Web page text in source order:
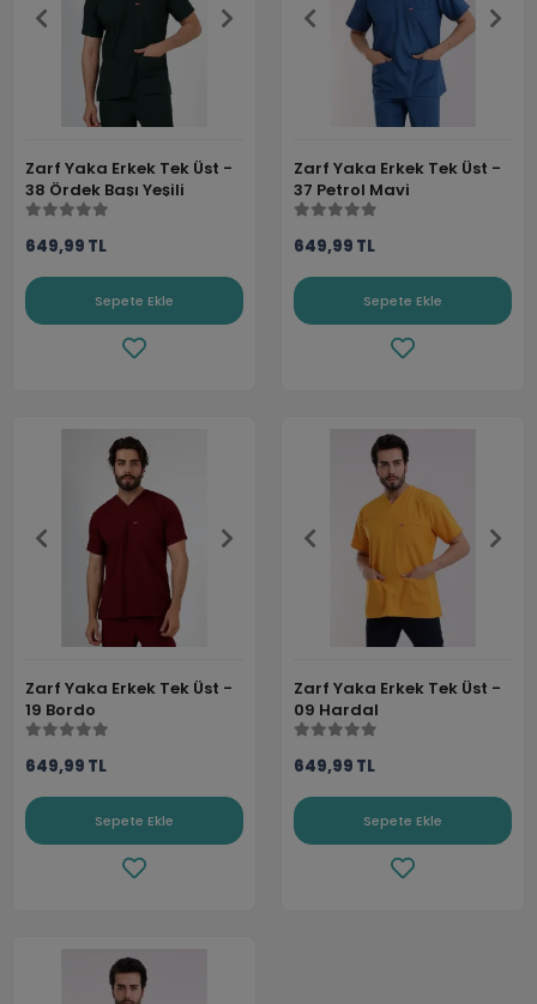
Zarf Yaka Erkek Tek Üst -
38 Ördek Başı Yeşili
649,99 TL
Sepete Ekle
Zarf Yaka Erkek Tek Üst -
37 Petrol Mavi
649,99 TL
Sepete Ekle
Zarf Yaka Erkek Tek Üst -
19 Bordo
649,99 TL
Sepete Ekle
Zarf Yaka Erkek Tek Üst -
09 Hardal
649,99 TL
Sepete Ekle